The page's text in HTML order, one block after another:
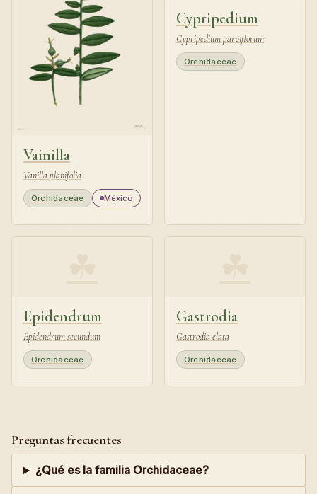
Vainilla
Vanilla planifolia
Orchidaceae México
Cypripedium
Cypripedium parviflorum
Orchidaceae
Epidendrum
Epidendrum secundum
Orchidaceae
Gastrodia
Gastrodia elata
Orchidaceae
Preguntas frecuentes
¿Qué es la familia Orchidaceae?